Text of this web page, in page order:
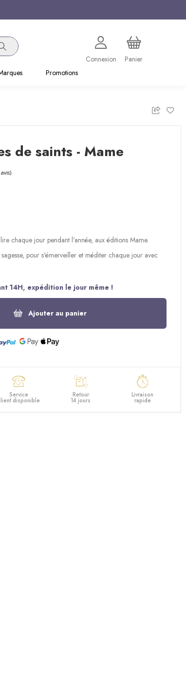
Connexion
Panier
Promotions
de saints - Mame
chaque jour pendant l'année, aux éditions Mame.
pour s'émerveiller et méditer chaque jour avec
14H, expédition le jour même !
Ajouter au panier
Service
disponible
Retour
14 jours
Livraison
rapide